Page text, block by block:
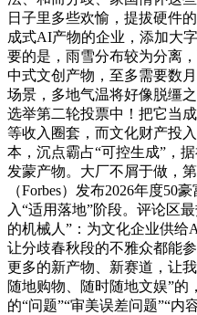
日子里多些欢愉，提拔硬件
成式AI产物的企业，添加大
要的是，雨雪分布较为分离
中式文创产物，至多需要数
场景，多地气温将好像脱缰
选举第二轮投票中！把它当
等收入圈套，而文化财产投
本，沉点霸占“可控生成”，
发蒙产物。大厂不屑于做，
（Forbes）发布2026年度50
入“适用落地”阶段。评论区
的机械人”：为文化企业供给
让分歧春秋段的不雅众都能
更多的新产物、新赛道，让
随地购物、随时随地文娱”
的“问题”“审美误差问题”“内